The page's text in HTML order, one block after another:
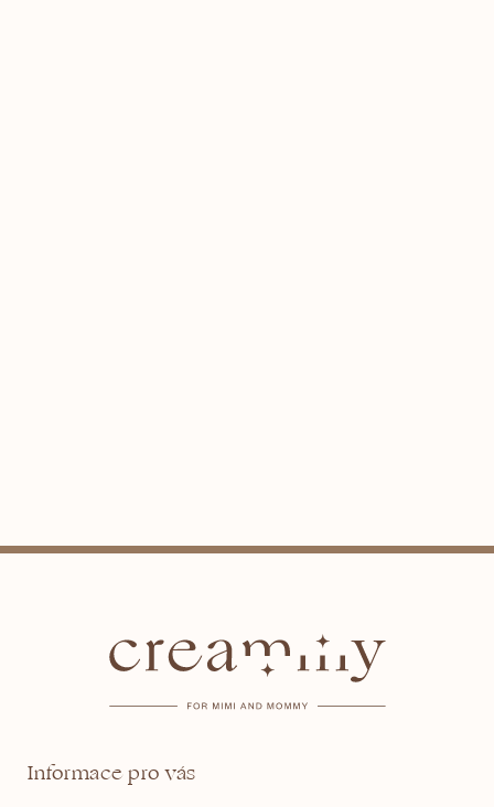
Informace pro vás